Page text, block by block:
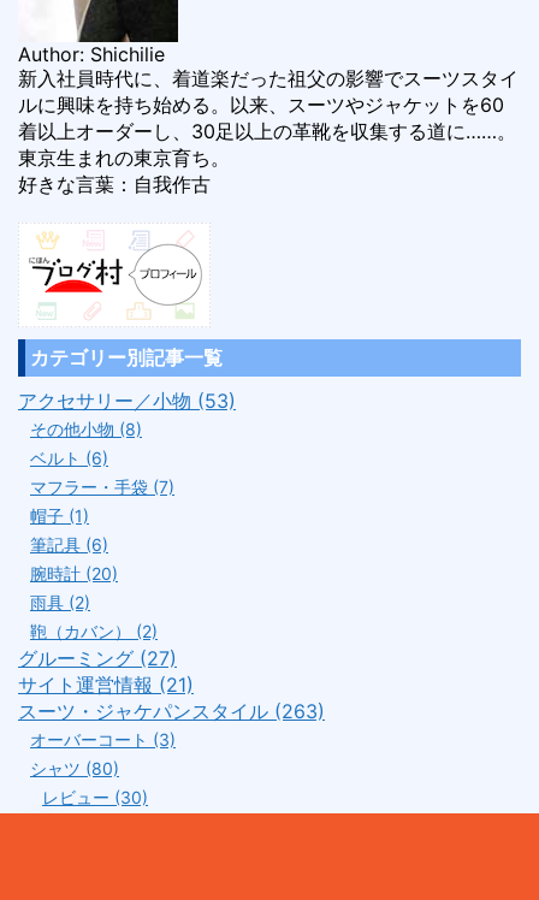
Author: Shichilie
新入社員時代に、着道楽だった祖父の影響でスーツスタイ
ルに興味を持ち始める。以来、スーツやジャケットを60
着以上オーダーし、30足以上の革靴を収集する道に……。
東京生まれの東京育ち。
好きな言葉：自我作古
カテゴリー別記事一覧
アクセサリー／小物 (53)
その他小物 (8)
ベルト (6)
マフラー・手袋 (7)
帽子 (1)
筆記具 (6)
腕時計 (20)
雨具 (2)
鞄（カバン） (2)
グルーミング (27)
サイト運営情報 (21)
スーツ・ジャケパンスタイル (263)
オーバーコート (3)
シャツ (80)
レビュー (30)